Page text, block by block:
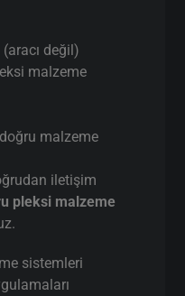
(aracı değil)
malzeme
malzeme
iletişim
pleksi malzeme
sistemleri